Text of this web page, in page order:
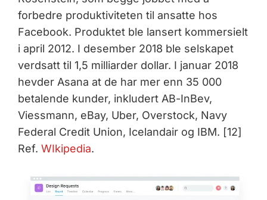
forbedre produktiviteten til ansatte hos
Facebook. Produktet ble lansert kommersielt
i april 2012. I desember 2018 ble selskapet
verdsatt til 1,5 milliarder dollar. I januar 2018
hevder Asana at de har mer enn 35 000
betalende kunder, inkludert AB-InBev,
Viessmann, eBay, Uber, Overstock, Navy
Federal Credit Union, Icelandair og IBM. [12]
Ref. WIkipedia.